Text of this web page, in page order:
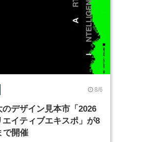
8/6
のデザイン見本市「2026
エイティブエキスポ」が8
で開催